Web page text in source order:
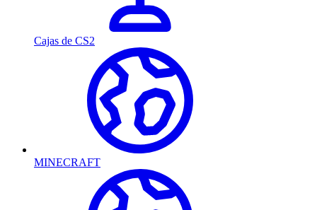
Cajas de CS2
MINECRAFT